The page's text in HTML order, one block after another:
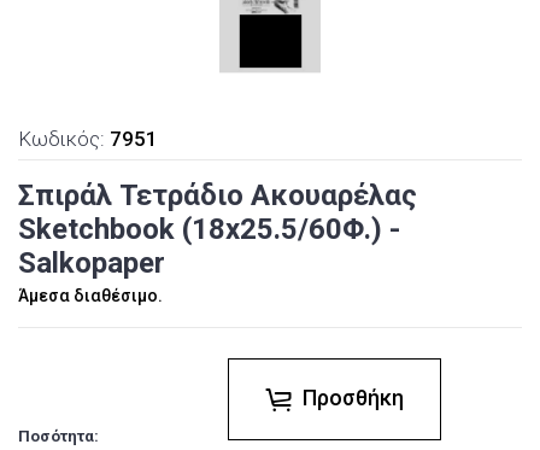
Κωδικός: 7951
Σπιράλ Τετράδιο Ακουαρέλας
Sketchbook (18x25.5/60Φ.) -
Salkopaper
Άμεσα διαθέσιμο.
Ποσότητα:
Προσθήκη